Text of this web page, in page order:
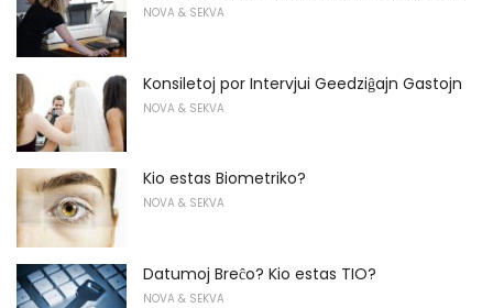
NOVA & SEKVA
Konsiletoj por Intervjui Geedziĝajn Gastojn
NOVA & SEKVA
Kio estas Biometriko?
NOVA & SEKVA
Datumoj Breĉo? Kio estas TIO?
NOVA & SEKVA